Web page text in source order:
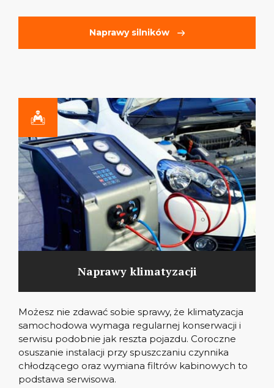
Naprawy silników
Naprawy klimatyzacji
Możesz nie zdawać sobie sprawy, że klimatyzacja
samochodowa wymaga regularnej konserwacji i
serwisu podobnie jak reszta pojazdu. Coroczne
osuszanie instalacji przy spuszczaniu czynnika
chłodzącego oraz wymiana filtrów kabinowych to
podstawa serwisowa.